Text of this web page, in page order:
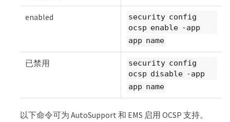
enabled
security config
ocsp enable -app
app name
已禁用
security config
ocsp disable -app
app name
以下命令可为 AutoSupport 和 EMS 启用 OCSP 支持。